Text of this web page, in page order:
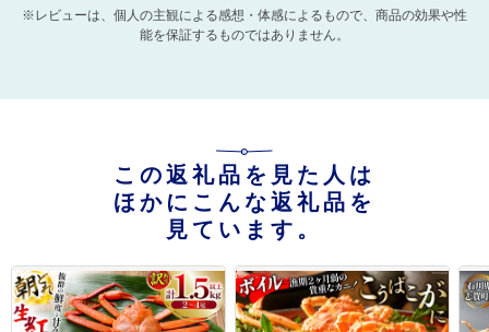
※レビューは、個人の主観による感想・体感によるもので、商品の効果や性
能を保証するものではありません。
この返礼品を見た人は
ほかにこんな返礼品を
見ています。